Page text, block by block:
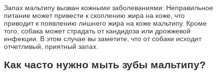
Запах мальтипу вызван кожными заболеваниями: Неправильное
питание может привести к скоплению жира на коже, что
приводит к появлению лишнего жира на коже мальтипу. Кроме
того, собака может страдать от кандидоза или дрожжевой
инфекции. В этом случае вы заметите, что от собаки исходит
отчетливый, приятный запах.
Как часто нужно мыть зубы мальтипу?